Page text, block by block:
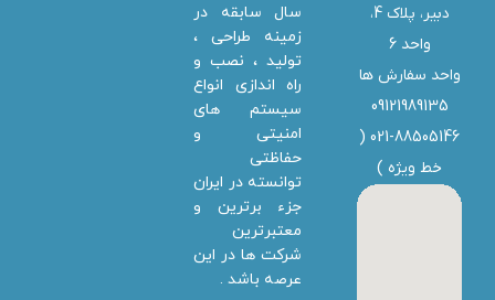
دبیر، پلاک 4،
واحد 6
واحد سفارش ها
09121989135
021-88505146 (
خط ویژه )
سال سابقه در
زمینه طراحی ،
تولید ، نصب و
راه اندازی انواع
سیستم های
امنیتی و
حفاظتی
توانسته در ایران
جزء برترین و
معتبرترین
شرکت ها در این
عرصه باشد .